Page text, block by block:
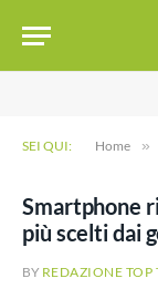
SEI QUI: Home »
Smartphone
più scelti dai
BY REDAZIONE TOP